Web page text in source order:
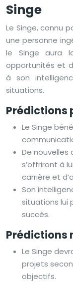
Singe
Le Singe, connu
une personne
le Singe aura
opportunités et
à son
situations.
Prédictions
Le Singe
De nouvelles
s’offriront à
carrière et
Son
situations lui
succès.
Prédictions
Le Singe
projets
objectifs.